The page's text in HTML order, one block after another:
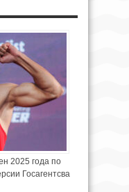
2025 года по
Госагентсва